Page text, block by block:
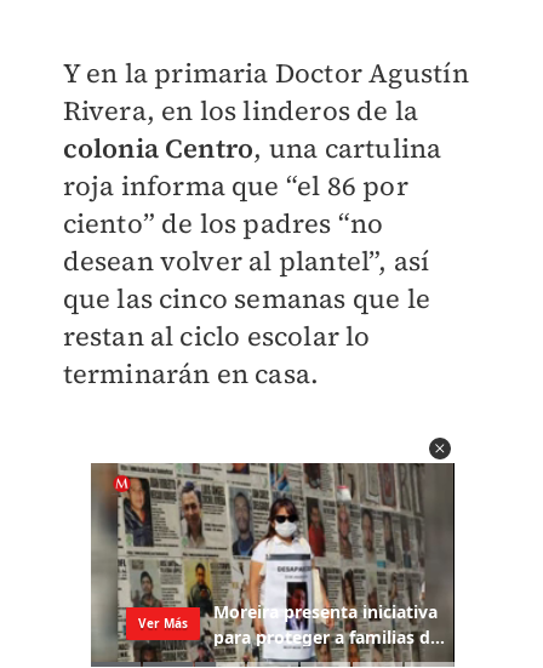
Y en la primaria Doctor Agustín
Rivera, en los linderos de la
colonia Centro, una cartulina
roja informa que “el 86 por
ciento” de los padres “no
desean volver al plantel”, así
que las cinco semanas que le
restan al ciclo escolar lo
terminarán en casa.